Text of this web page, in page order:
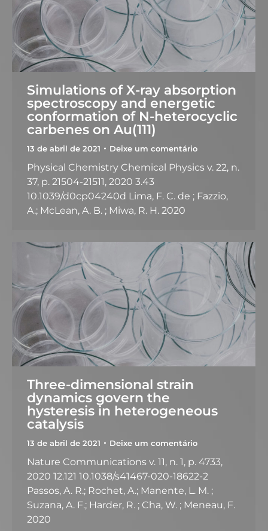
Simulations of X-ray absorption
spectroscopy and energetic
conformation of N-heterocyclic
carbenes on Au(111)
13 de abril de 2021 Deixe um comentário
Physical Chemistry Chemical Physics v. 22, n.
37, p. 21504-21511, 2020 3.43
10.1039/d0cp04240d Lima, F. C. de ; Fazzio,
A.; McLean, A. B. ; Miwa, R. H. 2020
Three-dimensional strain
dynamics govern the
hysteresis in heterogeneous
catalysis
13 de abril de 2021 Deixe um comentário
Nature Communications v. 11, n. 1, p. 4733,
2020 12.121 10.1038/s41467-020-18622-2
Passos, A. R.; Rochet, A.; Manente, L. M. ;
Suzana, A. F.; Harder, R. ; Cha, W. ; Meneau, F.
2020